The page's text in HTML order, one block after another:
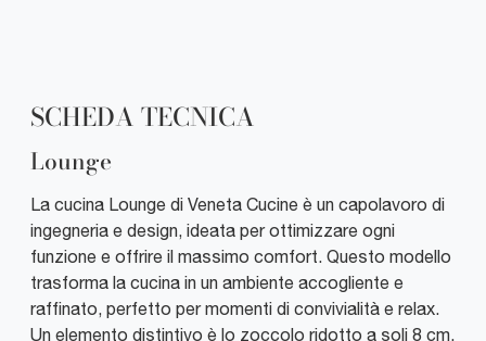
SCHEDA TECNICA
Lounge
La cucina Lounge di Veneta Cucine è un capolavoro di
ingegneria e design, ideata per ottimizzare ogni
funzione e offrire il massimo comfort. Questo modello
trasforma la cucina in un ambiente accogliente e
raffinato, perfetto per momenti di convivialità e relax.
Un elemento distintivo è lo zoccolo ridotto a soli 8 cm,